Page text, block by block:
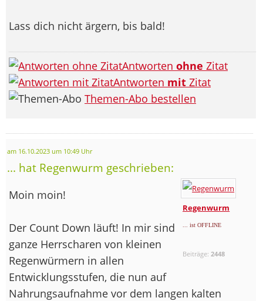
Lass dich nicht ärgern, bis bald!
Antworten ohne Zitat
Antworten mit Zitat
Themen-Abo bestellen
am 16.10.2023 um 10:49 Uhr
... hat Regenwurm geschrieben:
Regenwurm
... ist OFFLINE
Beiträge: 2448
Moin moin!
Der Count Down läuft! In mir sind
ganze Herrscharen von kleinen
Regenwürmern in allen
Entwicklungsstufen, die nun auf
Nahrungsaufnahme vor dem langen kalten